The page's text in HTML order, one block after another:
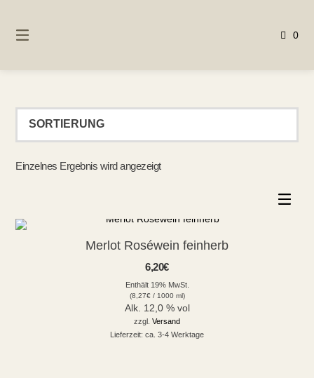
zum
0
Einzelnes Ergebnis wird angezeigt
Merlot Roséwein feinherb
6,20€
Enthält 19% MwSt.
(8,27€/ 1000 ml)
Alk. 12,0 % vol
zzgl. Versand
Lieferzeit: ca. 3-4 Werktage